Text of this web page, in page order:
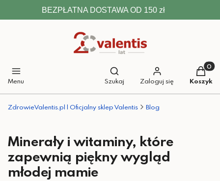
BEZPŁATNA DOSTAWA OD 150 zł
Menu
Otwórz wyszukiwarkę
Szukaj Zaloguj się Koszyk
ZdrowieValentis.pl | Oficjalny sklep Valentis Blog
Minerały i witaminy, które
zapewnią piękny wygląd
młodej mamie